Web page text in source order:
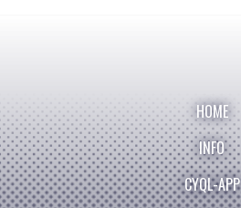
HOME
INFO
CYQL-APP